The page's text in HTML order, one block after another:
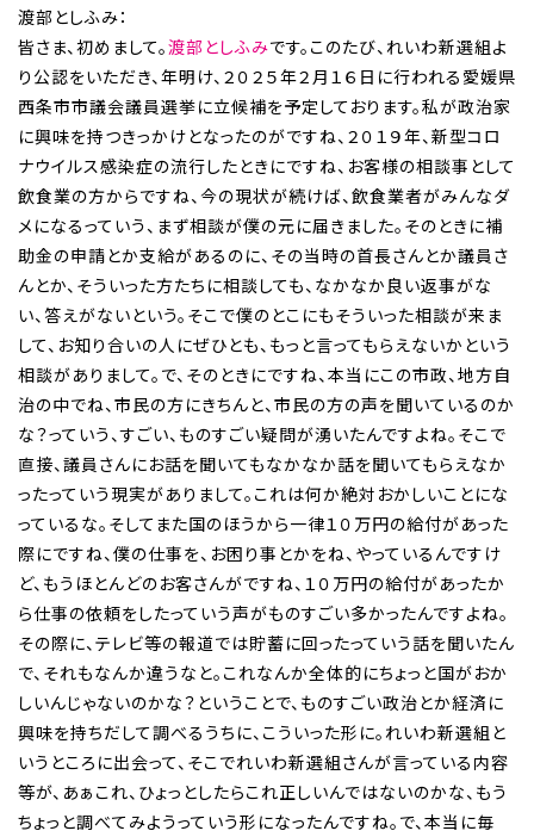
渡部としふみ：
皆さま、初めまして。渡部としふみです。このたび、れいわ新選組よ
り公認をいただき、年明け、２０２５年２月１６日に行われる愛媛県
西条市市議会議員選挙に立候補を予定しております。私が政治家
に興味を持つきっかけとなったのがですね、２０１９年、新型コロ
ナウイルス感染症の流行したときにですね、お客様の相談事として
飲食業の方からですね、今の現状が続けば、飲食業者がみんなダ
メになるっていう、まず相談が僕の元に届きました。そのときに補
助金の申請とか支給があるのに、その当時の首長さんとか議員さ
んとか、そういった方たちに相談しても、なかなか良い返事がな
い、答えがないという。そこで僕のとこにもそういった相談が来ま
して、お知り合いの人にぜひとも、もっと言ってもらえないかという
相談がありまして。で、そのときにですね、本当にこの市政、地方自
治の中でね、市民の方にきちんと、市民の方の声を聞いているのか
な？っていう、すごい、ものすごい疑問が湧いたんですよね。そこで
直接、議員さんにお話を聞いてもなかなか話を聞いてもらえなか
ったっていう現実がありまして。これは何か絶対おかしいことにな
っているな。そしてまた国のほうから一律１０万円の給付があった
際にですね、僕の仕事を、お困り事とかをね、やっているんですけ
ど、もうほとんどのお客さんがですね、１０万円の給付があったか
ら仕事の依頼をしたっていう声がものすごい多かったんですよね。
その際に、テレビ等の報道では貯蓄に回ったっていう話を聞いたん
で、それもなんか違うなと。これなんか全体的にちょっと国がおか
しいんじゃないのかな？ということで、ものすごい政治とか経済に
興味を持ちだして調べるうちに、こういった形に。れいわ新選組と
いうところに出会って、そこでれいわ新選組さんが言っている内容
等が、あぁこれ、ひょっとしたらこれ正しいんではないのかな、もう
ちょっと調べてみようっていう形になったんですね。で、本当に毎